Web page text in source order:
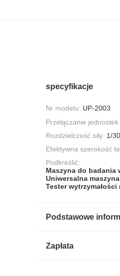
specyfikacje
Nr modelu: UP-2003
Przełączanie
Rozdzielczość siły: 1/
Efektywna szerokość
Podkreślić:
Maszyna do badania
Uniwersalna
Tester
Podstawowe
Zapłata